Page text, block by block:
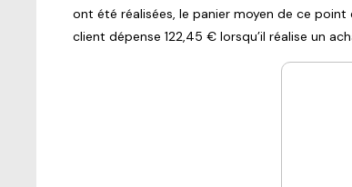
ont été réalisées, le panier moyen de ce point
client dépense 122,45 € lorsqu’il réalise un